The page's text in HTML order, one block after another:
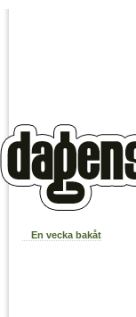
En vecka bakåt